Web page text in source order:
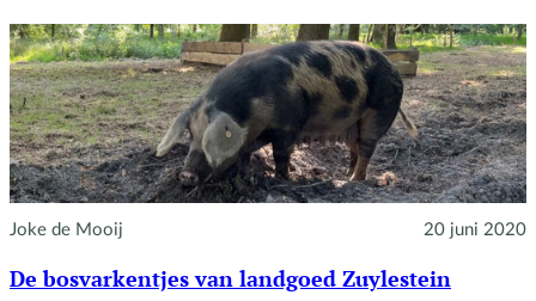
Joke de Mooij 20 juni 2020
De bosvarkentjes van landgoed Zuylestein